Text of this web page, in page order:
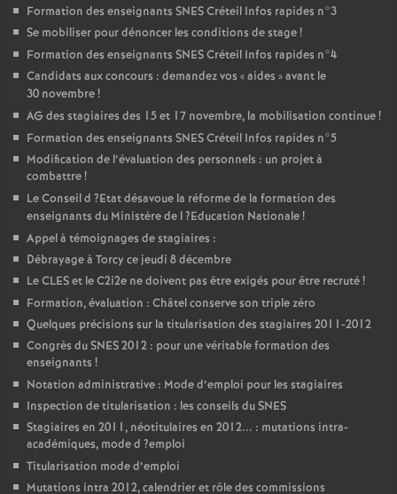
Formation des enseignants SNESCréteil Infos rapides n°3
Se mobiliser pour dénoncer les conditions de stage!
Formation des enseignants SNESCréteil Infos rapides n°4
Candidats aux concours : demandez vos «aides » avant le
30 novembre!
AG des stagiaires des 15 et 17 novembre, la mobilisation continue!
Formation des enseignants SNESCréteil Infos rapides n°5
Modification de l’évaluation des personnels : un projet à
combattre!
Le Conseil d ?Etat désavoue la réforme de la formation des
enseignants du Ministère de l?Education Nationale!
Appel à témoignages de stagiaires :
Débrayage à Torcy ce jeudi 8 décembre
LeCLESet le C2i2e ne doivent pas être exigés pour être recruté!
Formation, évaluation : Châtel conserve son triple zéro
Quelques précisions sur la titularisation des stagiaires 2011-2012
Congrès duSNES2012 : pour une véritable formation des
enseignants !
Notation administrative : Mode d’emploi pour les stagiaires
Inspection de titularisation : les conseils duSNES
Stagiaires en 2011, néotitulaires en 2012... : mutations intra-
académiques, mode d ?emploi
Titularisation mode d’emploi
Mutations intra 2012, calendrier et rôle des commissions